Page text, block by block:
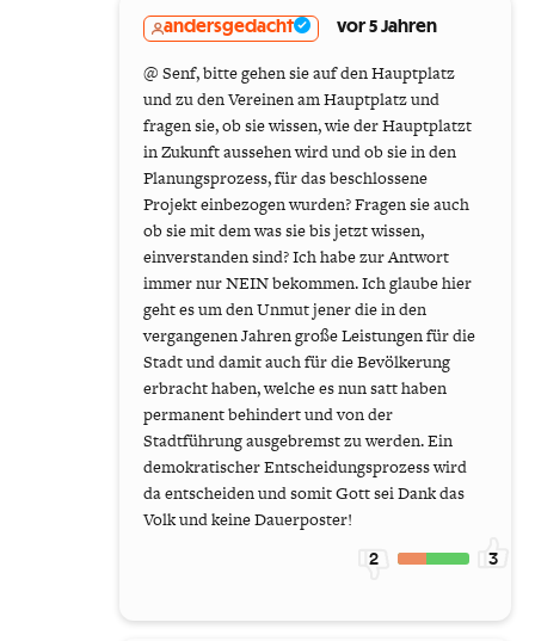
andersgedacht vor 5 Jahren
@ Senf, bitte gehen sie auf den Hauptplatz
und zu den Vereinen am Hauptplatz und
fragen sie, ob sie wissen, wie der Hauptplatzt
in Zukunft aussehen wird und ob sie in den
Planungsprozess, für das beschlossene
Projekt einbezogen wurden? Fragen sie auch
ob sie mit dem was sie bis jetzt wissen,
einverstanden sind? Ich habe zur Antwort
immer nur NEIN bekommen. Ich glaube hier
geht es um den Unmut jener die in den
vergangenen Jahren große Leistungen für die
Stadt und damit auch für die Bevölkerung
erbracht haben, welche es nun satt haben
permanent behindert und von der
Stadtführung ausgebremst zu werden. Ein
demokratischer Entscheidungsprozess wird
da entscheiden und somit Gott sei Dank das
Volk und keine Dauerposter!
2 3